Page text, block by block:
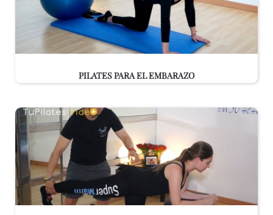
PILATES PARA EL EMBARAZO